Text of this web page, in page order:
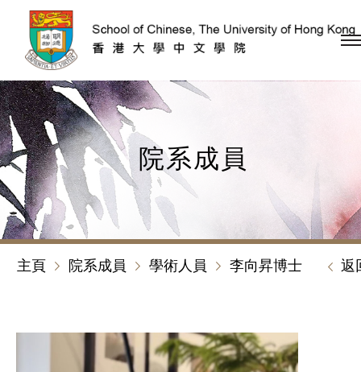
跳到內容（按回車鍵）
院系成員
主頁 院系成員 學術人員 李向昇博士 返